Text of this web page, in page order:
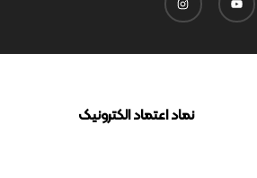
نماد اعتماد الکترونیک